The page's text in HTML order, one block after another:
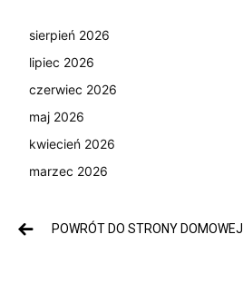
sierpień 2026
lipiec 2026
czerwiec 2026
maj 2026
kwiecień 2026
marzec 2026
POWRÓT DO STRONY DOMOWEJ